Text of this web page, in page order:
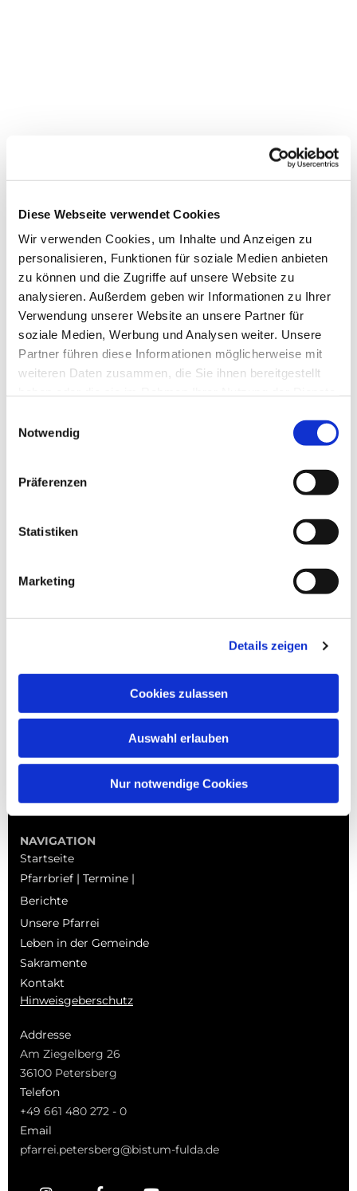
Diese Webseite verwendet Cookies
Wir verwenden Cookies, um Inhalte und Anzeigen zu
personalisieren, Funktionen für soziale Medien anbieten
zu können und die Zugriffe auf unsere Website zu
analysieren. Außerdem geben wir Informationen zu Ihrer
Verwendung unserer Website an unsere Partner für
soziale Medien, Werbung und Analysen weiter. Unsere
Partner führen diese Informationen möglicherweise mit
weiteren Daten zusammen, die Sie ihnen bereitgestellt
Notwendig
Präferenzen
Statistiken
Marketing
Details zeigen
Cookies zulassen
Auswahl erlauben
Nur notwendige Cookies
Dies könnte Sie auch
interessieren
NAVIGATION
Startseite
Pfarrbrief | Termine |
Berichte
Unsere Pfarrei
Leben in der Gemeinde
Sakramente
Kontakt
Hinweisgeberschutz
Addresse
Am Ziegelberg 26
36100 Petersberg
Telefon
+49 661 480 272 - 0
Email
pfarrei.petersberg@bistum-fulda.de